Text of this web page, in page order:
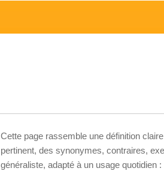
Cette page rassemble une définition
pertinent, des synonymes, contraires,
généraliste, adapté à un usage quotidien